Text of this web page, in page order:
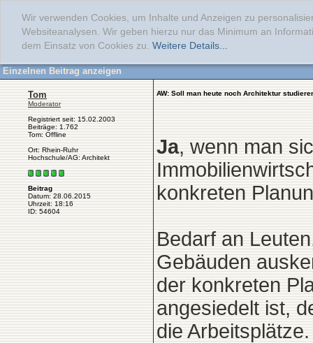
Wir verwenden Cookies, um Inhalte und Anzeigen zu
Websiteanalysen. Wir geben hierzu nur das Minimum an
dem Einsatz von Cookies zu. Weitere Details...
Einzelnen Beitrag anzeigen
Tom
Moderator
Registriert seit: 15.02.2003
Beiträge: 1.762
Tom: Offline
Ort: Rhein-Ruhr
Hochschule/AG: Architekt
Beitrag
Datum: 28.06.2015
Uhrzeit: 18:16
ID: 54604
AW: Soll man heute noch Architektur
Ja, wenn man
konkreten
Bedarf an
Gebäuden
der konkreten
angesiedelt ist,
die Arbeitsplätze.